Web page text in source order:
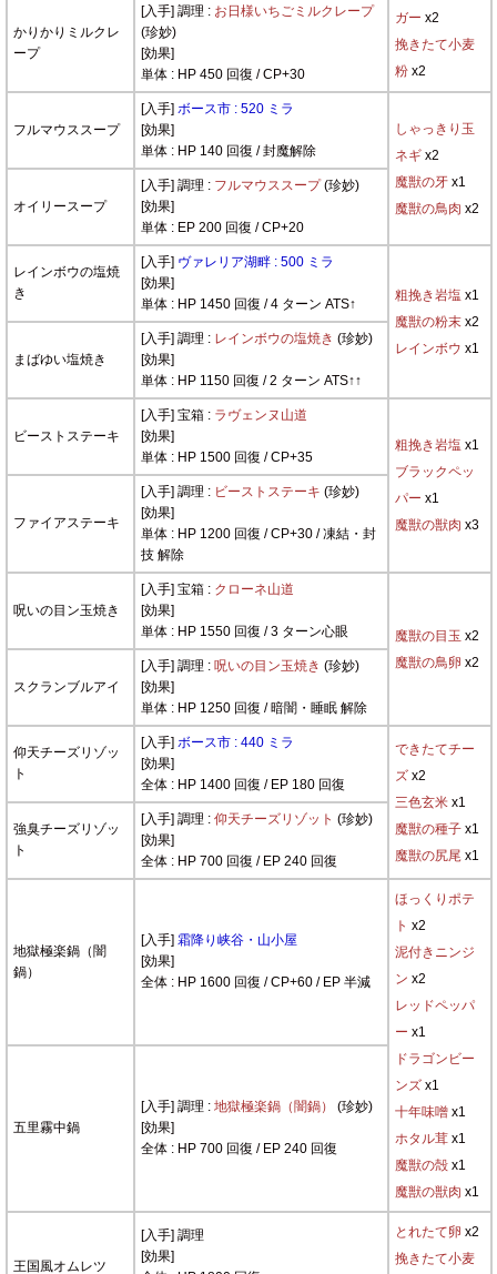
ガー x2
挽きたて小麦
粉x2
かりかりミルクレ
ープ
[入手] 調理 : お日様いちごミルクレープ
(珍妙)
[効果]
単体 : HP 450 回復 / CP+30
フルマウススープ
[入手] ボース市 : 520 ミラ
[効果]
単体 : HP 140 回復 / 封魔解除
しゃっきり玉
ネギx2
魔獣の牙x1
魔獣の鳥肉 x2
オイリースープ
[入手] 調理 : フルマウススープ(珍妙)
[効果]
単体 : EP 200 回復 / CP+20
レインボウの塩焼
き
[入手] ヴァレリア湖畔 : 500 ミラ
[効果]
単体 : HP 1450 回復 / 4 ターン ATS↑
粗挽き岩塩 x1
魔獣の粉末x2
レインボウ x1
まばゆい塩焼き
[入手] 調理 : レインボウの塩焼き (珍妙)
[効果]
単体 : HP 1150 回復 / 2 ターン ATS↑↑
ビーストステーキ
[入手] 宝箱 : ラヴェンヌ山道
[効果]
単体 : HP 1500 回復 / CP+35
粗挽き岩塩 x1
ブラックペッ
パー x1
魔獣の獣肉 x3
ファイアステーキ
[入手] 調理 : ビーストステーキ (珍妙)
[効果]
単体 : HP 1200 回復 / CP+30 / 凍結・封
技 解除
呪いの目ン玉焼き
[入手] 宝箱 : クローネ山道
[効果]
単体 : HP 1550 回復 / 3 ターン心眼
魔獣の目玉 x2
魔獣の鳥卵 x2
スクランブルアイ
[入手] 調理 : 呪いの目ン玉焼き (珍妙)
[効果]
単体 : HP 1250 回復 / 暗闇・睡眠 解除
仰天チーズリゾッ
ト
[入手] ボース市 : 440 ミラ
[効果]
全体 : HP 1400 回復 / EP 180 回復
できたてチー
ズx2
三色玄米x1
魔獣の種子x1
魔獣の尻尾x1
強臭チーズリゾッ
ト
[入手] 調理 : 仰天チーズリゾット (珍妙)
[効果]
全体 : HP 700 回復 / EP 240 回復
地獄極楽鍋（闇
鍋）
[入手] 霜降り峡谷・山小屋
[効果]
全体 : HP 1600 回復 / CP+60 / EP 半減
ほっくりポテ
ト x2
泥付きニンジ
ン x2
レッドペッパ
ー x1
ドラゴンビー
ンズx1
十年味噌x1
ホタル茸x1
魔獣の殻x1
魔獣の獣肉 x1
五里霧中鍋
[入手] 調理 : 地獄極楽鍋（闇鍋）
(珍妙)
[効果]
全体 : HP 700 回復 / EP 240 回復
王国風オムレツ
[入手] 調理
[効果]
とれたて卵 x2
挽きたて小麦